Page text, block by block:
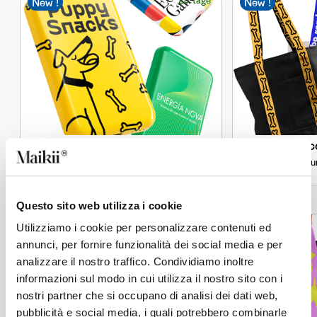
Questo sito web utilizza i cookie
Utilizziamo i cookie per personalizzare contenuti ed
annunci, per fornire funzionalità dei social media e per
analizzare il nostro traffico. Condividiamo inoltre
informazioni sul modo in cui utilizza il nostro sito con i
nostri partner che si occupano di analisi dei dati web,
pubblicità e social media, i quali potrebbero combinarle
5.000 mAh Custom-Powerbank mit Qi1-
Wireless-Ladung
12 tage
New ! New !